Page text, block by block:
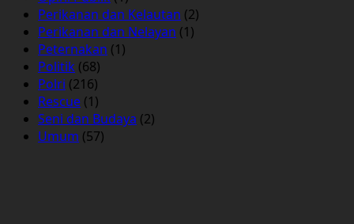
Perikanan dan Kelautan (2)
Perikanan dan Nelayan (1)
Peternakan (1)
Politik (68)
Polri (216)
Rescue (1)
Seni dan Budaya (2)
Umum (57)